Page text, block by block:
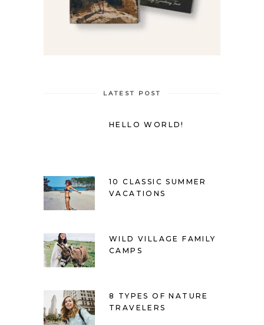
LATEST POST
HELLO WORLD!
10 CLASSIC SUMMER
VACATIONS
WILD VILLAGE FAMILY
CAMPS
8 TYPES OF NATURE
TRAVELERS